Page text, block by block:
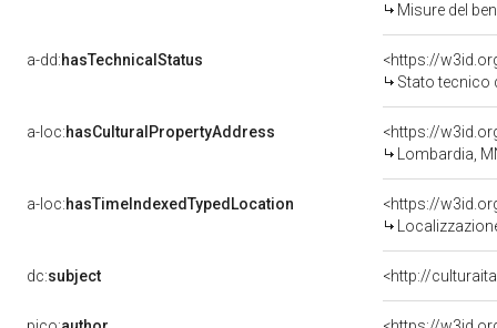
Misure del
a-dd:hasTechnicalStatus
<https://
Stato tecnico
a-loc:hasCulturalPropertyAddress
<https://
Lombardia,
a-loc:hasTimeIndexedTypedLocation
<https://
dc:subject <http://